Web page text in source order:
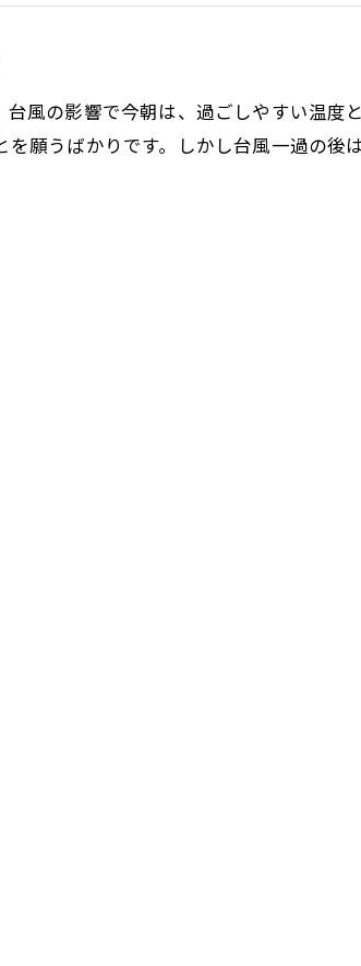
風の影響で今朝は、過ごしやすい温度
願うばかりです。しかし台風一過の後